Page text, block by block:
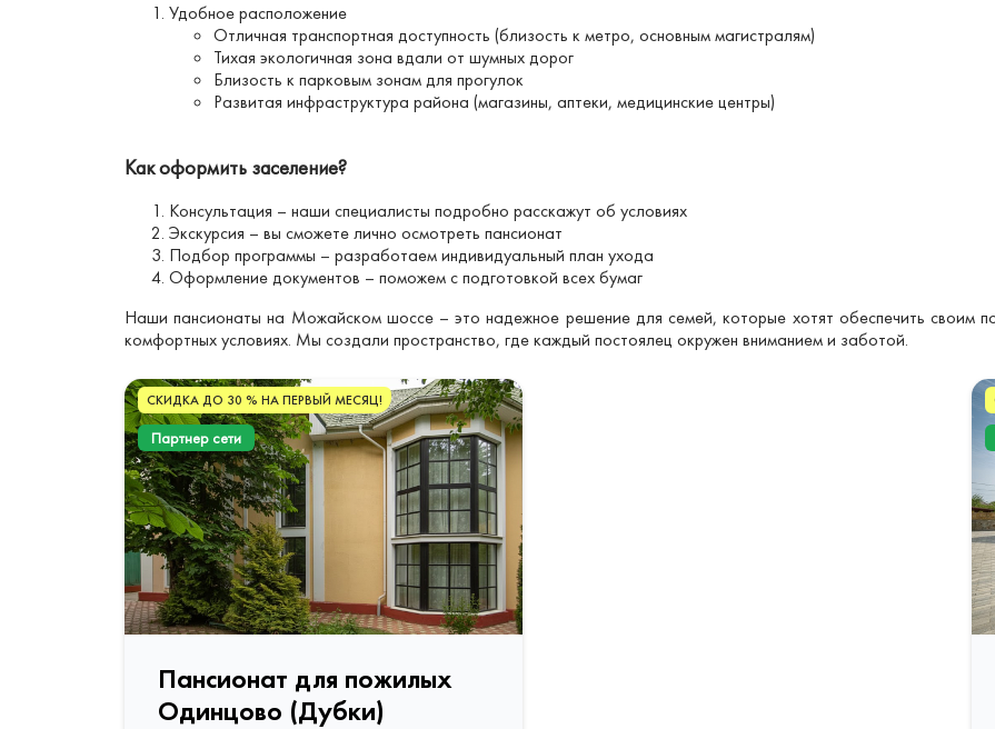
Удобное расположение
Отличная транспортная доступность (близость к метро, основным магистралям)
Тихая экологичная зона вдали от шумных дорог
Близость к парковым зонам для прогулок
Развитая инфраструктура района (магазины, аптеки, медицинские центры)
Как оформить заселение?
Консультация – наши специалисты подробно расскажут об условиях
Экскурсия – вы сможете лично осмотреть пансионат
Подбор программы – разработаем индивидуальный план ухода
Оформление документов – поможем с подготовкой всех бумаг
Наши пансионаты на Можайском шоссе – это надежное решение для семей, которые хотят обеспечить своим
комфортных условиях. Мы создали пространство, где каждый постоялец окружен вниманием и заботой.
СКИДКА ДО 30 % НА ПЕРВЫЙ МЕСЯЦ!
Партнер сети
Пансионат для пожилых
Одинцово (Дубки)